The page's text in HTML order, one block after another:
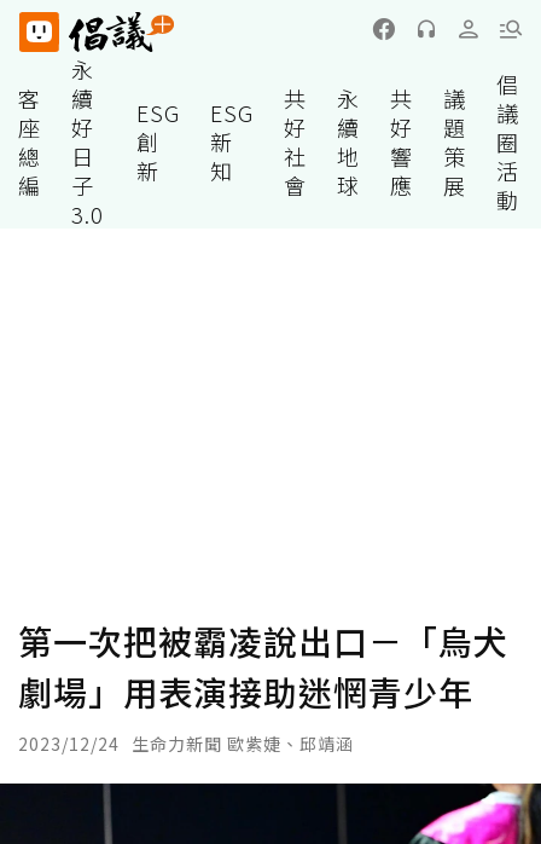
客
座
總
編
永
續
好
日
子
3.0
ESG
創
新
ESG
新
知
共
好
社
會
永
續
地
球
共
好
響
應
議
題
策
展
倡
議
圈
活
動
第一次把被霸凌說出口－「烏犬
劇場」用表演接助迷惘青少年
2023/12/24 生命力新聞 歐紫婕、邱靖涵